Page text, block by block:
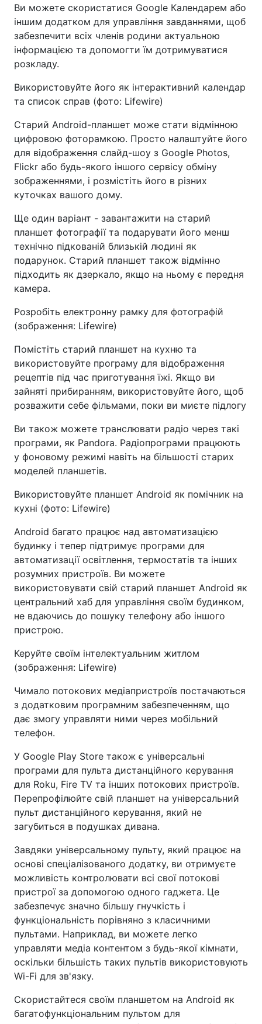
Ви можете скористатися Google Календарем або
іншим додатком для управління завданнями, щоб
забезпечити всіх членів родини актуальною
інформацією та допомогти їм дотримуватися
розкладу.
Використовуйте його як інтерактивний календар
та список справ (фото: Lifewire)
Старий Android-планшет може стати відмінною
цифровою фоторамкою. Просто налаштуйте його
для відображення слайд-шоу з Google Photos,
Flickr або будь-якого іншого сервісу обміну
зображеннями, і розмістіть його в різних
куточках вашого дому.
Ще один варіант - завантажити на старий
планшет фотографії та подарувати його менш
технічно підкованій близькій людині як
подарунок. Старий планшет також відмінно
підходить як дзеркало, якщо на ньому є передня
камера.
Розробіть електронну рамку для фотографій
(зображення: Lifewire)
Помістіть старий планшет на кухню та
використовуйте програму для відображення
рецептів під час приготування їжі. Якщо ви
зайняті прибиранням, використовуйте його, щоб
розважити себе фільмами, поки ви миєте підлогу
Ви також можете транслювати радіо через такі
програми, як Pandora. Радіопрограми працюють
у фоновому режимі навіть на більшості старих
моделей планшетів.
Використовуйте планшет Android як помічник на
кухні (фото: Lifewire)
Android багато працює над автоматизацією
будинку і тепер підтримує програми для
автоматизації освітлення, термостатів та інших
розумних пристроїв. Ви можете
використовувати свій старий планшет Android як
центральний хаб для управління своїм будинком,
не вдаючись до пошуку телефону або іншого
пристрою.
Керуйте своїм інтелектуальним житлом
(зображення: Lifewire)
Чимало потокових медіапристроїв постачаються
з додатковим програмним забезпеченням, що
дає змогу управляти ними через мобільний
телефон.
У Google Play Store також є універсальні
програми для пульта дистанційного керування
для Roku, Fire TV та інших потокових пристроїв.
Перепрофілюйте свій планшет на універсальний
пульт дистанційного керування, який не
загубиться в подушках дивана.
Завдяки універсальному пульту, який працює на
основі спеціалізованого додатку, ви отримуєте
можливість контролювати всі свої потокові
пристрої за допомогою одного гаджета. Це
забезпечує значно більшу гнучкість і
функціональність порівняно з класичними
пультами. Наприклад, ви можете легко
управляти медіа контентом з будь-якої кімнати,
оскільки більшість таких пультів використовують
Wi-Fi для зв'язку.
Скористайтеся своїм планшетом на Android як
багатофункціональним пультом для